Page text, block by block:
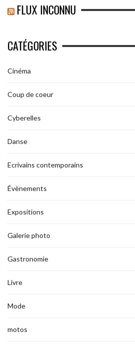
FLUX INCONNU
CATÉGORIES
Cinéma
Coup de coeur
Cyberelles
Danse
Ecrivains contemporains
Évènements
Expositions
Galerie photo
Gastronomie
Livre
Mode
motos